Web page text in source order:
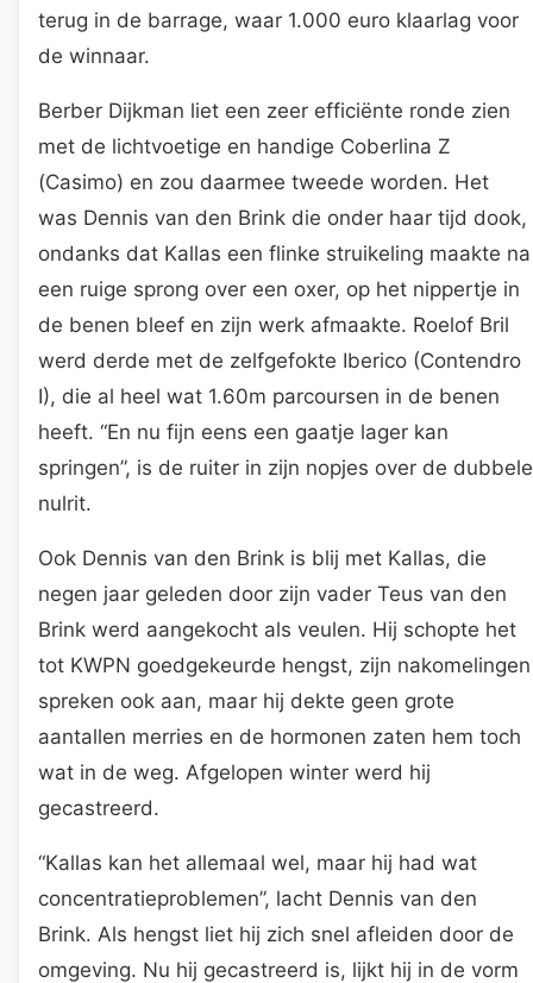
terug in de barrage, waar 1.000 euro klaarlag voor
de winnaar.
Berber Dijkman liet een zeer efficiënte ronde zien
met de lichtvoetige en handige Coberlina Z
(Casimo) en zou daarmee tweede worden. Het
was Dennis van den Brink die onder haar tijd dook,
ondanks dat Kallas een flinke struikeling maakte na
een ruige sprong over een oxer, op het nippertje in
de benen bleef en zijn werk afmaakte. Roelof Bril
werd derde met de zelfgefokte Iberico (Contendro
I), die al heel wat 1.60m parcoursen in de benen
heeft. “En nu fijn eens een gaatje lager kan
springen”, is de ruiter in zijn nopjes over de dubbele
nulrit.
Ook Dennis van den Brink is blij met Kallas, die
negen jaar geleden door zijn vader Teus van den
Brink werd aangekocht als veulen. Hij schopte het
tot KWPN goedgekeurde hengst, zijn nakomelingen
spreken ook aan, maar hij dekte geen grote
aantallen merries en de hormonen zaten hem toch
wat in de weg. Afgelopen winter werd hij
gecastreerd.
“Kallas kan het allemaal wel, maar hij had wat
concentratieproblemen”, lacht Dennis van den
Brink. Als hengst liet hij zich snel afleiden door de
omgeving. Nu hij gecastreerd is, lijkt hij in de vorm